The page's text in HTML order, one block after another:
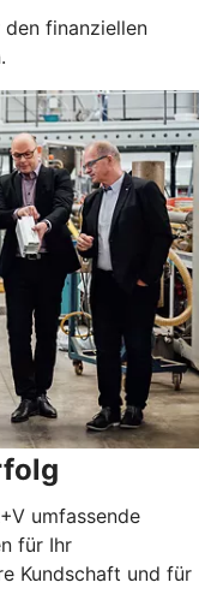
finanziellen
umfassende
für Ihr
Kundschaft und für